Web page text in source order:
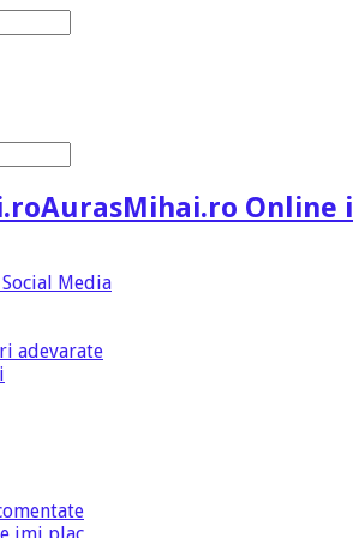
AurasMihai.ro Online
Media
adevarate